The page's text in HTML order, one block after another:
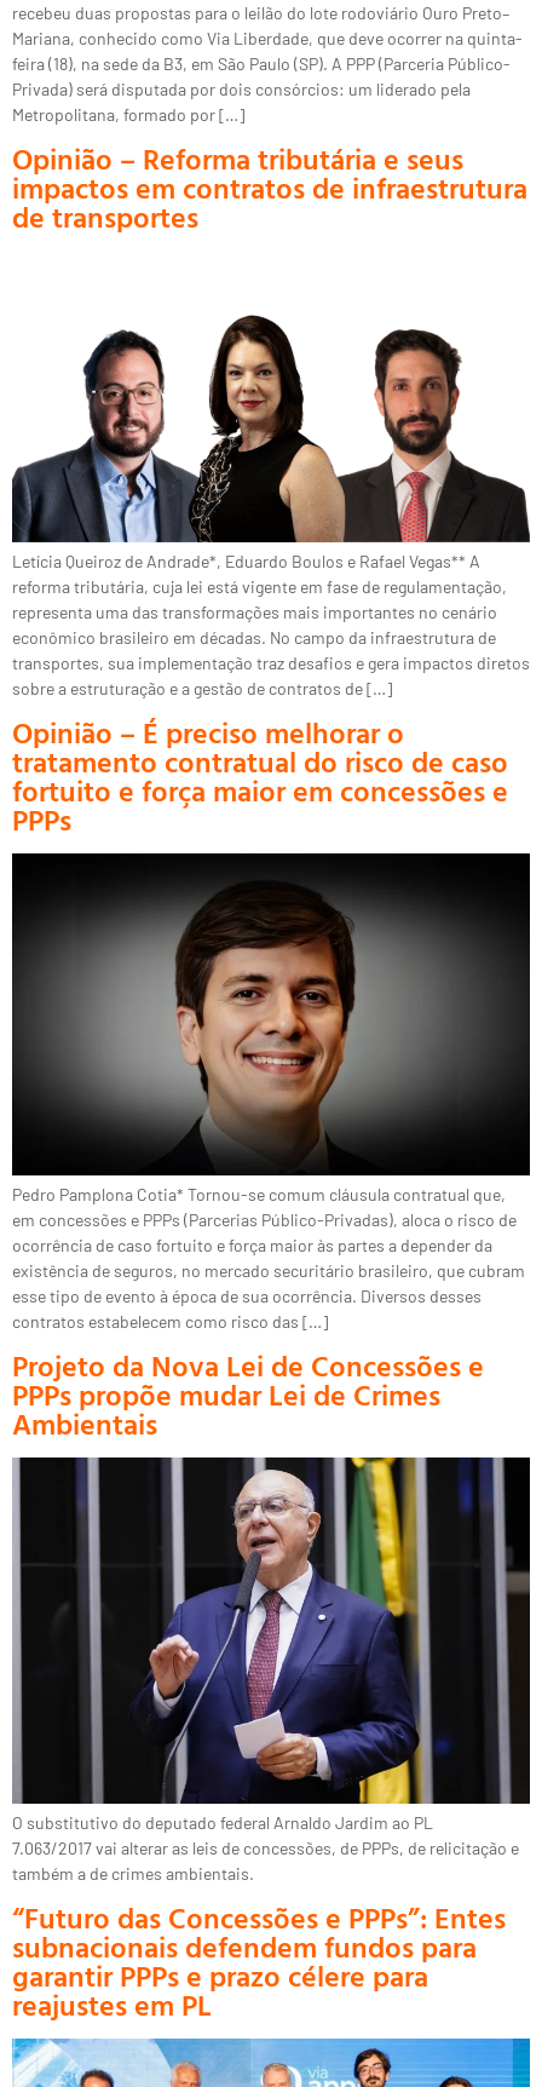
recebeu duas propostas para o leilão do lote rodoviário Ouro Preto–
Mariana, conhecido como Via Liberdade, que deve ocorrer na quinta-
feira (18), na sede da B3, em São Paulo (SP). A PPP (Parceria Público-
Privada) será disputada por dois consórcios: um liderado pela
Metropolitana, formado por […]
Opinião – Reforma tributária e seus
impactos em contratos de infraestrutura
de transportes
Letícia Queiroz de Andrade*, Eduardo Boulos e Rafael Vegas** A
reforma tributária, cuja lei está vigente em fase de regulamentação,
representa uma das transformações mais importantes no cenário
econômico brasileiro em décadas. No campo da infraestrutura de
transportes, sua implementação traz desafios e gera impactos diretos
sobre a estruturação e a gestão de contratos de […]
Opinião – É preciso melhorar o
tratamento contratual do risco de caso
fortuito e força maior em concessões e
PPPs
Pedro Pamplona Cotia* Tornou-se comum cláusula contratual que,
em concessões e PPPs (Parcerias Público-Privadas), aloca o risco de
ocorrência de caso fortuito e força maior às partes a depender da
existência de seguros, no mercado securitário brasileiro, que cubram
esse tipo de evento à época de sua ocorrência. Diversos desses
contratos estabelecem como risco das […]
Projeto da Nova Lei de Concessões e
PPPs propõe mudar Lei de Crimes
Ambientais
O substitutivo do deputado federal Arnaldo Jardim ao PL
7.063/2017 vai alterar as leis de concessões, de PPPs, de relicitação e
também a de crimes ambientais.
“Futuro das Concessões e PPPs”: Entes
subnacionais defendem fundos para
garantir PPPs e prazo célere para
reajustes em PL